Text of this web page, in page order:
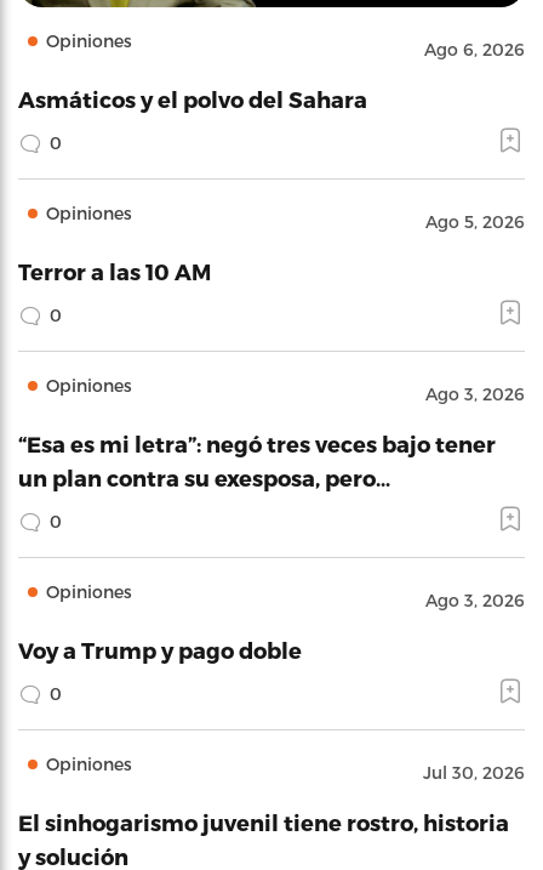
Opiniones Ago 6, 2026
Asmáticos y el polvo del Sahara
0
Opiniones Ago 5, 2026
Terror a las 10 AM
0
Opiniones Ago 3, 2026
“Esa es mi letra”: negó tres veces bajo tener
un plan contra su exesposa, pero…
0
Opiniones Ago 3, 2026
Voy a Trump y pago doble
0
Opiniones Jul 30, 2026
El sinhogarismo juvenil tiene rostro, historia
y solución